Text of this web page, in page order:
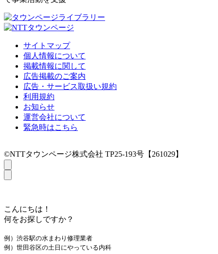
サイトマップ
個人情報について
掲載情報に関して
広告掲載のご案内
広告・サービス取扱い規約
利用規約
お知らせ
運営会社について
緊急時はこちら
©NTTタウンページ株式会社 TP25-193号【261029】
こんにちは！
何をお探しですか？
例）渋谷駅の水まわり修理業者
例）世田谷区の土日にやっている内科